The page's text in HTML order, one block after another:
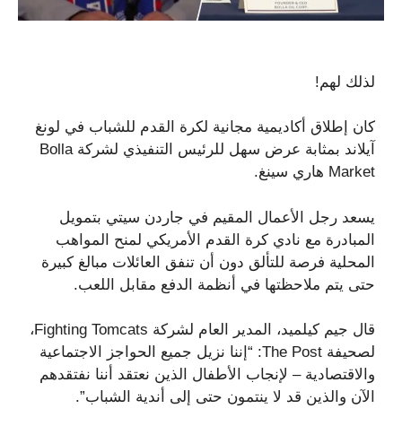
لذلك لهم!
كان إطلاق أكاديمية مجانية لكرة القدم للشباب في لونغ
آيلاند بمثابة عرض سهل للرئيس التنفيذي لشركة Bolla
Market هاري سينغ.
يسعد رجل الأعمال المقيم في جاردن سيتي بتمويل
المبادرة مع نادي كرة القدم الأمريكي لمنح المواهب
المحلية فرصة للتألق دون أن تنفق العائلات مبالغ كبيرة
حتى يتم ملاحظتها في أنظمة الدفع مقابل اللعب.
قال جيم كيلميد، المدير العام لشركة Fighting Tomcats،
لصحيفة The Post: “إننا نزيل جميع الحواجز الاجتماعية
والاقتصادية – لإنجاب الأطفال الذين نعتقد أننا نفتقدهم
الآن والذين قد لا ينتمون حتى إلى أندية الشباب”.